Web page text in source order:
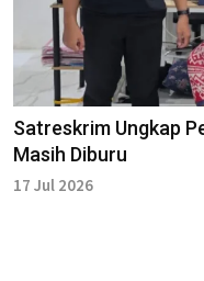
Satreskrim Ungkap
Masih Diburu
17 Jul 2026